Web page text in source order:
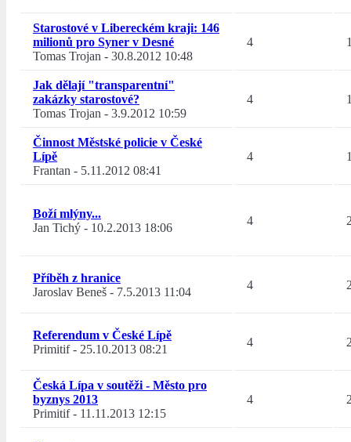
Starostové v Libereckém kraji: 146
milionů pro Syner v Desné
Tomas Trojan - 30.8.2012 10:48
4
Jak dělají "transparentní"
zakázky starostové?
Tomas Trojan - 3.9.2012 10:59
4
Činnost Městské policie v České
Lípě
Frantan - 5.11.2012 08:41
4
Boží mlýny...
Jan Tichý - 10.2.2013 18:06
4
Příběh z hranice
Jaroslav Beneš - 7.5.2013 11:04
4
Referendum v České Lípě
Primitif- 25.10.2013 08:21
4
Česká Lípa v soutěži - Město pro
byznys 2013
Primitif- 11.11.2013 12:15
4